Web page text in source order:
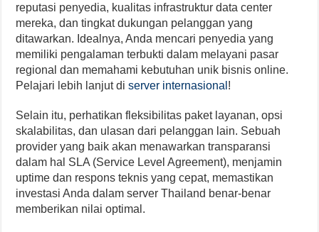
reputasi penyedia, kualitas infrastruktur data center
mereka, dan tingkat dukungan pelanggan yang
ditawarkan. Idealnya, Anda mencari penyedia yang
memiliki pengalaman terbukti dalam melayani pasar
regional dan memahami kebutuhan unik bisnis online.
Pelajari lebih lanjut diserver internasional !
Selain itu, perhatikan fleksibilitas paket layanan, opsi
skalabilitas, dan ulasan dari pelanggan lain. Sebuah
provider yang baik akan menawarkan transparansi
dalam hal SLA (Service Level Agreement), menjamin
uptime dan respons teknis yang cepat, memastikan
investasi Anda dalam server Thailand benar-benar
memberikan nilai optimal.